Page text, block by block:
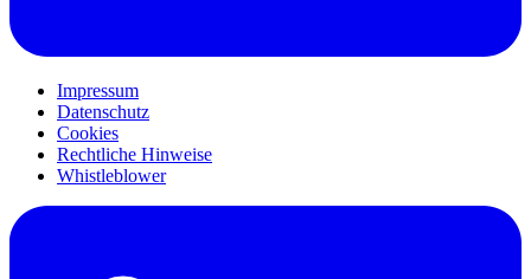
Impressum
Datenschutz
Cookies
Rechtliche Hinweise
Whistleblower